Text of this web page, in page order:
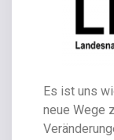
Es ist uns
neue Wege